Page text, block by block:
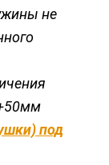
не
под